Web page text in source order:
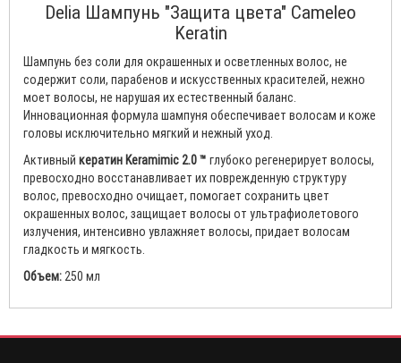
Delia Шампунь "Защита цвета" Cameleo
Keratin
Шампунь без соли для окрашенных и осветленных волос, не
содержит соли, парабенов и искусственных красителей, нежно
моет волосы, не нарушая их естественный баланс.
Инновационная формула шампуня обеспечивает волосам и коже
головы исключительно мягкий и нежный уход.
Активный кератин Keramimic 2.0 ™ глубоко регенерирует волосы,
превосходно восстанавливает их поврежденную структуру
волос, превосходно очищает, помогает сохранить цвет
окрашенных волос, защищает волосы от ультрафиолетового
излучения, интенсивно увлажняет волосы, придает волосам
гладкость и мягкость.
Объем: 250 мл